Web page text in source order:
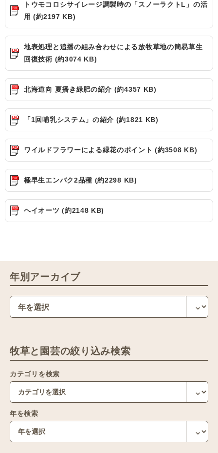
トウモコロシサイレージ調製時の「スノーラクトL」の活
用 (約2197 KB)
地表処理と追播の組み合わせによる放牧草地の簡易草生
回復技術 (約3074 KB)
北海道向 夏播き緑肥の紹介 (約4357 KB)
「1回哺乳システム」の紹介 (約1821 KB)
ワイルドフラワーによる緑花のポイント (約3508 KB)
極早生エンバク2品種 (約2298 KB)
ヘイオーツ (約2148 KB)
年別アーカイブ
牧草と園芸の絞り込み検索
カテゴリを検索
年を検索